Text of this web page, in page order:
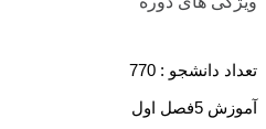
تعداد دانشجو : 770
آموزش 5فصل اول